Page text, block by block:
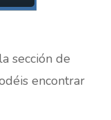
sección de
encontrar